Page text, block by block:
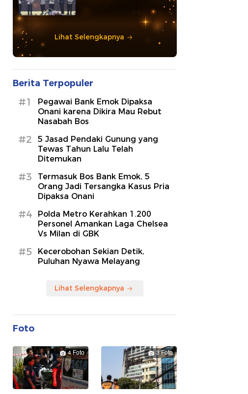
Lihat Selengkapnya
Berita Terpopuler
#1
Pegawai Bank Emok Dipaksa
Onani karena Dikira Mau Rebut
Nasabah Bos
#2
5 Jasad Pendaki Gunung yang
Tewas Tahun Lalu Telah
Ditemukan
#3
Termasuk Bos Bank Emok, 5
Orang Jadi Tersangka Kasus Pria
Dipaksa Onani
#4
Polda Metro Kerahkan 1.200
Personel Amankan Laga Chelsea
Vs Milan di GBK
#5
Kecerobohan Sekian Detik,
Puluhan Nyawa Melayang
Lihat Selengkapnya
Foto
4 Foto 3 Foto